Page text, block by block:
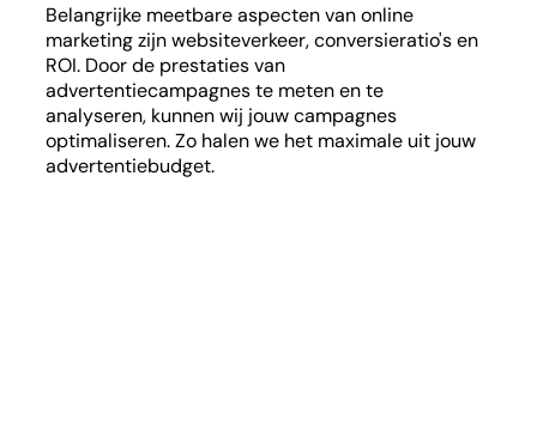
Belangrijke meetbare aspecten van online
marketing zijn websiteverkeer, conversieratio's en
ROI. Door de prestaties van
advertentiecampagnes te meten en te
analyseren, kunnen wij jouw campagnes
optimaliseren. Zo halen we het maximale uit jouw
advertentiebudget.